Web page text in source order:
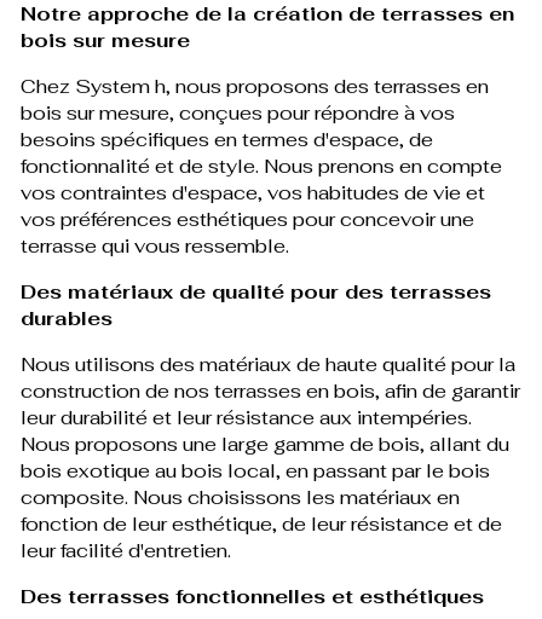
Notre approche de la création de terrasses en
bois sur mesure
Chez System h, nous proposons des terrasses en
bois sur mesure, conçues pour répondre à vos
besoins spécifiques en termes d'espace, de
fonctionnalité et de style. Nous prenons en compte
vos contraintes d'espace, vos habitudes de vie et
vos préférences esthétiques pour concevoir une
terrasse qui vous ressemble.
Des matériaux de qualité pour des terrasses
durables
Nous utilisons des matériaux de haute qualité pour la
construction de nos terrasses en bois, afin de garantir
leur durabilité et leur résistance aux intempéries.
Nous proposons une large gamme de bois, allant du
bois exotique au bois local, en passant par le bois
composite. Nous choisissons les matériaux en
fonction de leur esthétique, de leur résistance et de
leur facilité d'entretien.
Des terrasses fonctionnelles et esthétiques